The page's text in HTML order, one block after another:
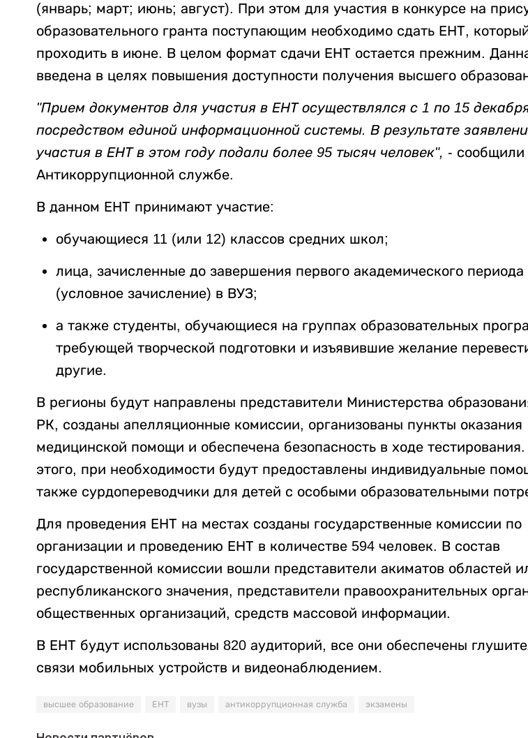
(январь; март; июнь; август). При этом для участия в конкурсе на
образовательного гранта поступающим необходимо сдать ЕНТ,
проходить в июне. В целом формат сдачи ЕНТ остается прежним.
введена в целях повышения доступности получения высшего
"Прием документов для участия в ЕНТ осуществлялся с 1 по 15
посредством единой информационной системы. В результате
участия в ЕНТ в этом году подали более 95 тысяч человек", - сообщили
Антикоррупционной службе.
В данном ЕНТ принимают участие:
обучающиеся 11 (или 12) классов средних школ;
лица, зачисленные до завершения первого академического периода
(условное зачисление) в ВУЗ;
а также студенты, обучающиеся на группах образовательных
требующей творческой подготовки и изъявившие желание
другие.
В регионы будут направлены представители Министерства
РК, созданы апелляционные комиссии, организованы пункты оказания
медицинской помощи и обеспечена безопасность в ходе
этого, при необходимости будут предоставлены индивидуальные
также сурдопереводчики для детей с особыми образовательными
Для проведения ЕНТ на местах созданы государственные комиссии по
организации и проведению ЕНТ в количестве 594 человек. В состав
государственной комиссии вошли представители акиматов областей
республиканского значения, представители правоохранительных
общественных организаций, средств массовой информации.
В ЕНТ будут использованы 820 аудиторий, все они обеспечены
связи мобильных устройств и видеонаблюдением.
высшее образование ЕНТ вузы антикоррупционная служба экзамены